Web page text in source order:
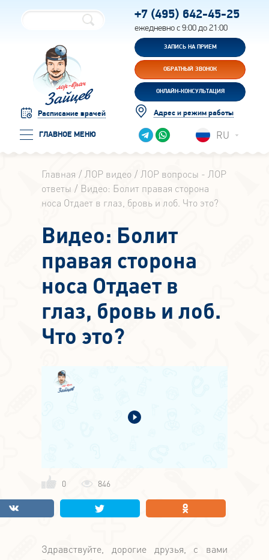
Расписание врачей
ГЛАВНОЕ МЕНЮ
+7 (495) 642-45-25
ежедневно с 9:00 до 21:00
ЗАПИСЬ НА ПРИЕМ
ОБРАТНЫЙ ЗВОНОК
ОНЛАЙН-КОНСУЛЬТАЦИЯ
Адрес и режим работы
RU
Главная ЛОР видео
ЛОР вопросы - ЛОР
ответы
Видео: Болит правая сторона
носа Отдает в глаз, бровь и лоб. Что это?
Видео: Болит
правая сторона
носа Отдает в
глаз, бровь и лоб.
Что это?
0 846
Здравствуйте, дорогие друзья, с вами